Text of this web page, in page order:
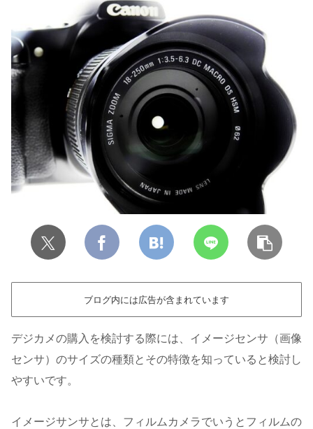
ブログ内には広告が含まれています
デジカメの購入を検討する際には、イメージセンサ（画像
センサ）のサイズの種類とその特徴を知っていると検討し
やすいです。
イメージサンサとは、フィルムカメラでいうとフィルムの